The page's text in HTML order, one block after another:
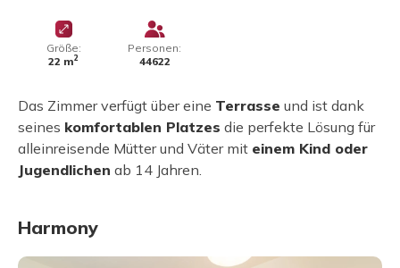
Größe:
22 m2
Personen:
44622
Das Zimmer verfügt über eine Terrasse und ist dank
seines komfortablen Platzes die perfekte Lösung für
alleinreisende Mütter und Väter mit einem Kind oder
Jugendlichen ab 14 Jahren.
Harmony